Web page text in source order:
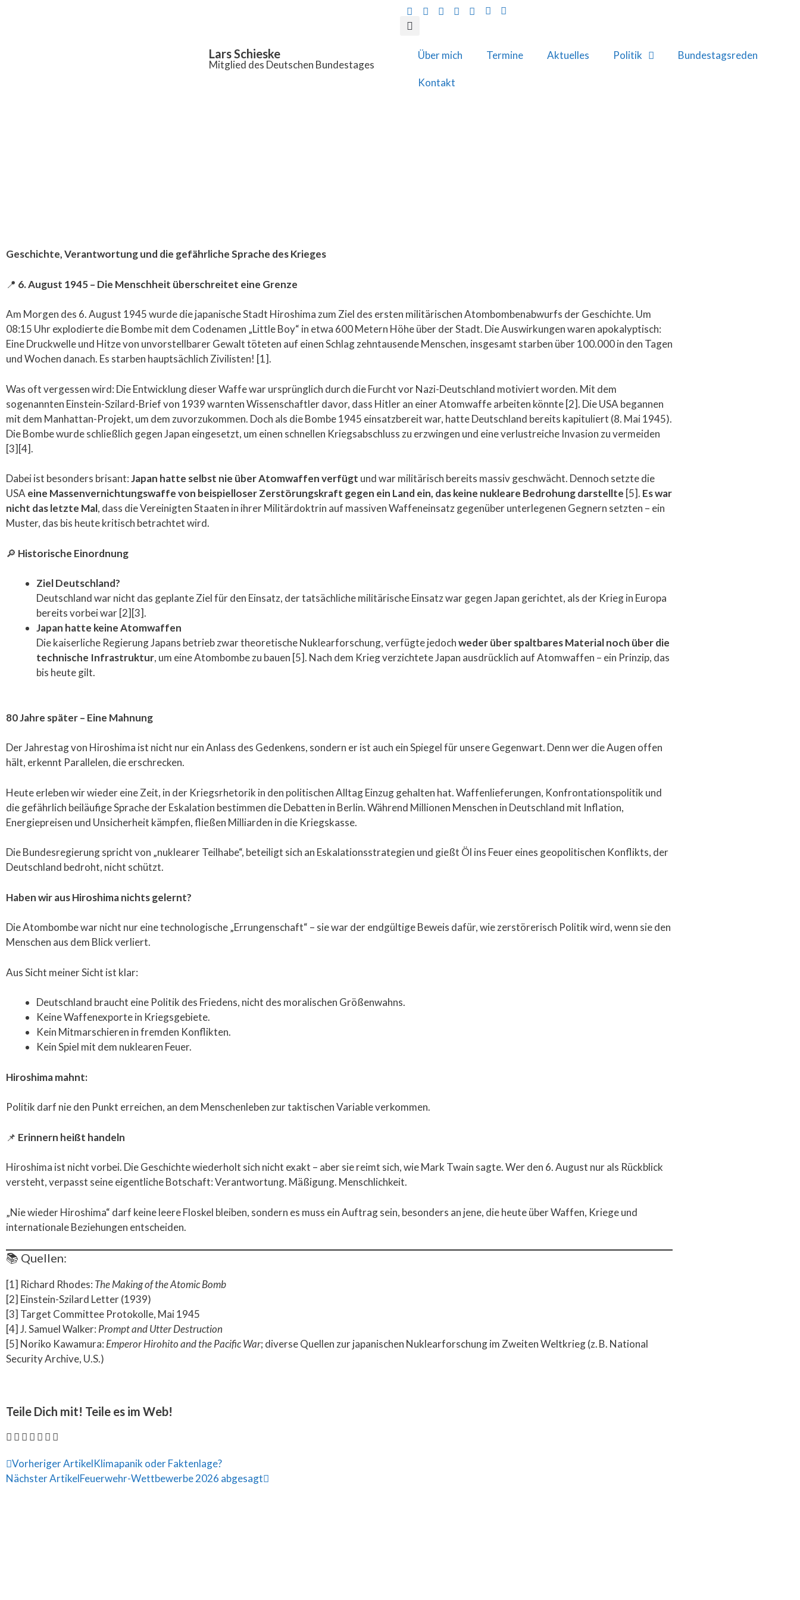
Lars Schieske
Mitglied des Deutschen Bundestages
Über mich Termine Aktuelles Politik Bundestagsreden
Kontakt
Geschichte, Verantwortung und die gefährliche Sprache des Krieges
📍 6. August 1945 – Die Menschheit überschreitet eine Grenze
Am Morgen des 6. August 1945 wurde die japanische Stadt Hiroshima zum Ziel des ersten militärischen Atombombenabwurfs der Geschichte. Um
08:15 Uhr explodierte die Bombe mit dem Codenamen „Little Boy“ in etwa 600 Metern Höhe über der Stadt. Die Auswirkungen waren apokalyptisch:
Eine Druckwelle und Hitze von unvorstellbarer Gewalt töteten auf einen Schlag zehntausende Menschen, insgesamt starben über 100.000 in den Tagen
und Wochen danach. Es starben hauptsächlich Zivilisten! [1].
Was oft vergessen wird: Die Entwicklung dieser Waffe war ursprünglich durch die Furcht vor Nazi-Deutschland motiviert worden. Mit dem
sogenannten Einstein-Szilard-Brief von 1939 warnten Wissenschaftler davor, dass Hitler an einer Atomwaffe arbeiten könnte [2]. Die USA begannen
mit dem Manhattan-Projekt, um dem zuvorzukommen. Doch als die Bombe 1945 einsatzbereit war, hatte Deutschland bereits kapituliert (8. Mai 1945).
Die Bombe wurde schließlich gegen Japan eingesetzt, um einen schnellen Kriegsabschluss zu erzwingen und eine verlustreiche Invasion zu vermeiden
[3][4].
Dabei ist besonders brisant:Japan hatte selbst nie über Atomwaffen verfügt und war militärisch bereits massiv geschwächt. Dennoch setzte die
USA eine Massenvernichtungswaffe von beispielloser Zerstörungskraft gegen ein Land ein, das keine nukleare Bedrohung darstellte [5]. Es war
nicht das letzte Mal, dass die Vereinigten Staaten in ihrer Militärdoktrin auf massiven Waffeneinsatz gegenüber unterlegenen Gegnern setzten – ein
Muster, das bis heute kritisch betrachtet wird.
🔎 Historische Einordnung
Ziel Deutschland?
Deutschland war nicht das geplante Ziel für den Einsatz, der tatsächliche militärische Einsatz war gegen Japan gerichtet, als der Krieg in Europa
bereits vorbei war [2][3].
Japan hatte keine Atomwaffen
Die kaiserliche Regierung Japans betrieb zwar theoretische Nuklearforschung, verfügte jedochweder über spaltbares Material noch über die
technische Infrastruktur, um eine Atombombe zu bauen [5]. Nach dem Krieg verzichtete Japan ausdrücklich auf Atomwaffen – ein Prinzip, das
bis heute gilt.
80 Jahre später – Eine Mahnung
Der Jahrestag von Hiroshima ist nicht nur ein Anlass des Gedenkens, sondern er ist auch ein Spiegel für unsere Gegenwart. Denn wer die Augen offen
hält, erkennt Parallelen, die erschrecken.
Heute erleben wir wieder eine Zeit, in der Kriegsrhetorik in den politischen Alltag Einzug gehalten hat. Waffenlieferungen, Konfrontationspolitik und
die gefährlich beiläufige Sprache der Eskalation bestimmen die Debatten in Berlin. Während Millionen Menschen in Deutschland mit Inflation,
Energiepreisen und Unsicherheit kämpfen, fließen Milliarden in die Kriegskasse.
Die Bundesregierung spricht von „nuklearer Teilhabe“, beteiligt sich an Eskalationsstrategien und gießt Öl ins Feuer eines geopolitischen Konflikts, der
Deutschland bedroht, nicht schützt.
Haben wir aus Hiroshima nichts gelernt?
Die Atombombe war nicht nur eine technologische „Errungenschaft“ – sie war der endgültige Beweis dafür, wie zerstörerisch Politik wird, wenn sie den
Menschen aus dem Blick verliert.
Aus Sicht meiner Sicht ist klar:
Deutschland braucht eine Politik des Friedens, nicht des moralischen Größenwahns.
Keine Waffenexporte in Kriegsgebiete.
Kein Mitmarschieren in fremden Konflikten.
Kein Spiel mit dem nuklearen Feuer.
Hiroshima mahnt:
Politik darf nie den Punkt erreichen, an dem Menschenleben zur taktischen Variable verkommen.
📌 Erinnern heißt handeln
Hiroshima ist nicht vorbei. Die Geschichte wiederholt sich nicht exakt – aber sie reimt sich, wie Mark Twain sagte. Wer den 6. August nur als Rückblick
versteht, verpasst seine eigentliche Botschaft: Verantwortung. Mäßigung. Menschlichkeit.
„Nie wieder Hiroshima“ darf keine leere Floskel bleiben, sondern es muss ein Auftrag sein, besonders an jene, die heute über Waffen, Kriege und
internationale Beziehungen entscheiden.
📚 Quellen:
[1] Richard Rhodes: The Making of the Atomic Bomb
[2] Einstein-Szilard Letter (1939)
[3] Target Committee Protokolle, Mai 1945
[4] J. Samuel Walker: Prompt and Utter Destruction
[5] Noriko Kawamura: Emperor Hirohito and the Pacific War; diverse Quellen zur japanischen Nuklearforschung im Zweiten Weltkrieg (z. B. National
Security Archive, U.S.)
Teile Dich mit! Teile es im Web!
Vorheriger ArtikelKlimapanik oder Faktenlage?
Nächster ArtikelFeuerwehr-Wettbewerbe 2026 abgesagt